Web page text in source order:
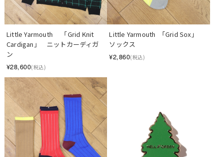
Little Yarmouth　 「Grid Knit
Cardigan」　ニットカーディガ
ン
¥28,600(税込)
Little Yarmouth  「Grid Sox」
ソックス
¥2,860(税込)